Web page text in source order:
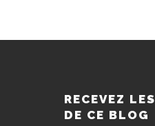
RECEVEZ
DE CE BLOG